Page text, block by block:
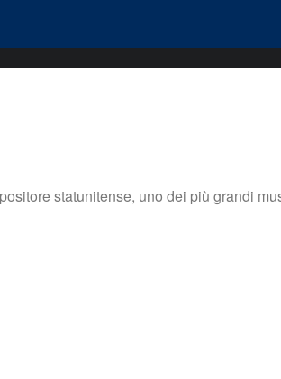
statunitense, uno dei più grandi